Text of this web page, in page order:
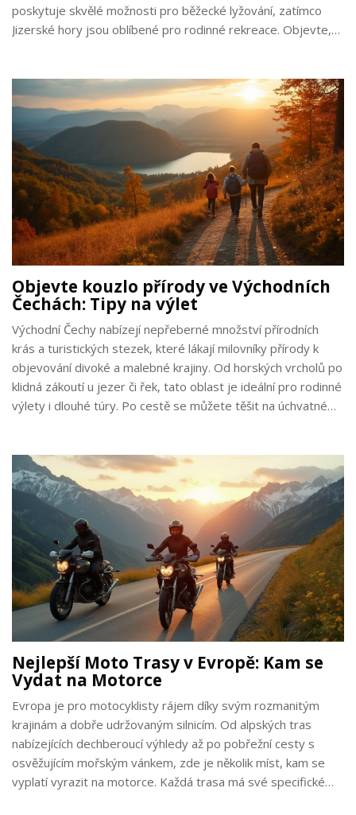
poskytuje skvělé možnosti pro běžecké lyžování, zatímco
Jizerské hory jsou oblíbené pro rodinné rekreace. Objevte,
Objevte kouzlo přírody ve Východních
Čechách: Tipy na výlet
Východní Čechy nabízejí nepřeberné množství přírodních
krás a turistických stezek, které lákají milovníky přírody k
objevování divoké a malebné krajiny. Od horských vrcholů po
klidná zákoutí u jezer či řek, tato oblast je ideální pro rodinné
výlety i dlouhé túry. Po cestě se můžete těšit na úchvatné
dobrodružství ve Východních Čechách.
Nejlepší Moto Trasy v Evropě: Kam se
Vydat na Motorce
Evropa je pro motocyklisty rájem díky svým rozmanitým
krajinám a dobře udržovaným silnicím. Od alpských tras
nabízejících dechberoucí výhledy až po pobřežní cesty s
osvěžujícím mořským vánkem, zde je několik míst, kam se
vyplatí vyrazit na motorce. Každá trasa má své specifické